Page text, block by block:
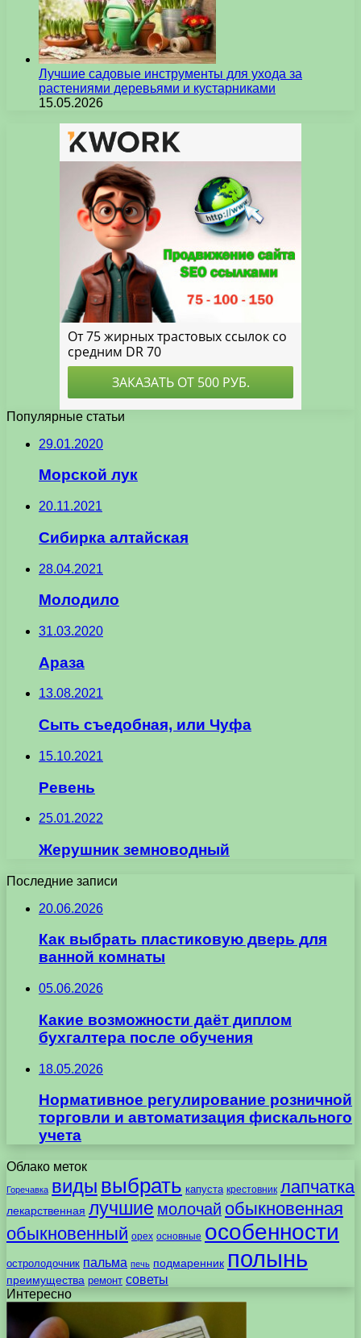
Лучшие садовые инструменты для ухода за
растениями деревьями и кустарниками
15.05.2026
Популярные статьи
29.01.2020
Морской лук
20.11.2021
Сибирка алтайская
28.04.2021
Молодило
31.03.2020
Араза
13.08.2021
Сыть съедобная, или Чуфа
15.10.2021
Ревень
25.01.2022
Жерушник земноводный
Последние записи
20.06.2026
Как выбрать пластиковую дверь для
ванной комнаты
05.06.2026
Какие возможности даёт диплом
бухгалтера после обучения
18.05.2026
Нормативное регулирование розничной
торговли и автоматизация фискального
учета
Облако меток
Горечавка виды выбрать капуста крестовник лапчатка
лекарственная лучшие молочай обыкновенная
обыкновенный орех основные особенности
остролодочник пальма печь подмаренник полынь
преимущества ремонт советы
Интересно